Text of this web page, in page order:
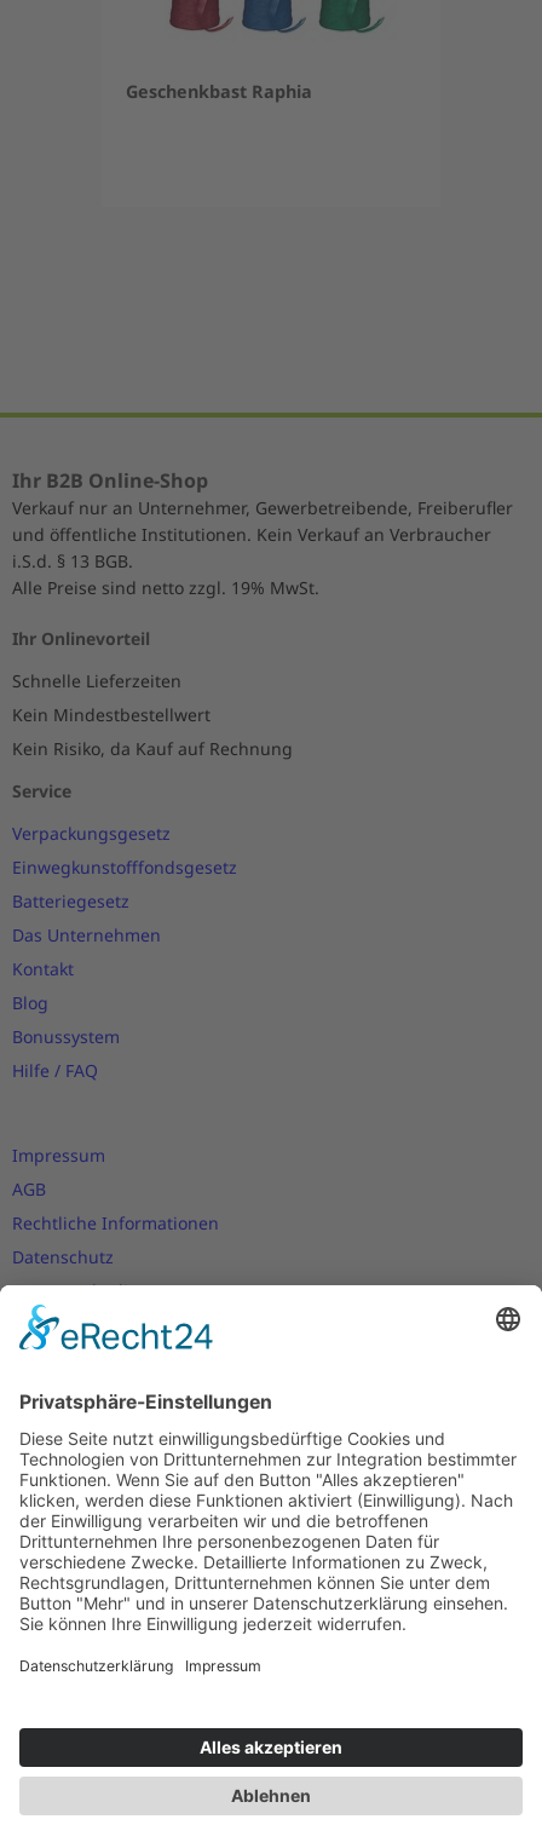
Geschenkbast Raphia
Ihr B2B Online-Shop
Verkauf nur an Unternehmer, Gewerbetreibende, Freiberufler
und öffentliche Institutionen. Kein Verkauf an Verbraucher
i.S.d. § 13 BGB.
Alle Preise sind netto zzgl. 19% MwSt.
Ihr Onlinevorteil
Schnelle Lieferzeiten
Kein Mindestbestellwert
Kein Risiko, da Kauf auf Rechnung
Service
Verpackungsgesetz
Einwegkunstofffondsgesetz
Batteriegesetz
Das Unternehmen
Kontakt
Blog
Bonussystem
Hilfe / FAQ
Impressum
AGB
Rechtliche Informationen
Datenschutz
Nutzungsbedingungen
Versand- und Zahlungsbedingungen
Cookie-Einstellungen
Newsletter
Verpassen Sie keine Neuigkeiten,
Angebote und Gutscheine!
Jetzt anmelden und10 EUR Gutscheinsichern!
Abmeldung jederzeit möglich.
Verkauf nur an Unternehmer,